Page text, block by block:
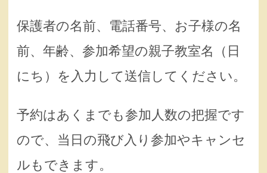
保護者の名前、電話番号、お子様の名
前、年齢、参加希望の親子教室名（日
にち）を入力して送信してください。
予約はあくまでも参加人数の把握です
ので、当日の飛び入り参加やキャンセ
ルもできます。